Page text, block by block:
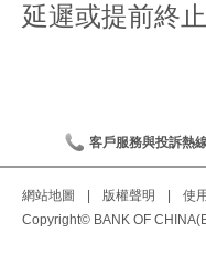
延遲或提前終
客戶服務與投訴熱
網站地圖 版權聲明 使
Copyright© BANK OF